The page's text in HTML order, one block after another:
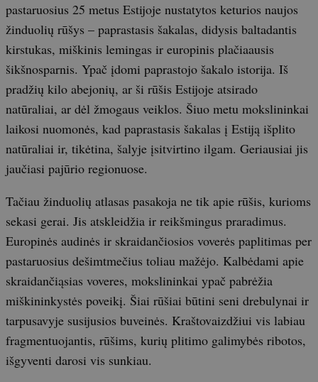
pastaruosius 25 metus Estijoje nustatytos keturios naujos
žinduolių rūšys – paprastasis šakalas, didysis baltadantis
kirstukas, miškinis lemingas ir europinis plačiaausis
šikšnosparnis. Ypač įdomi paprastojo šakalo istorija. Iš
pradžių kilo abejonių, ar ši rūšis Estijoje atsirado
natūraliai, ar dėl žmogaus veiklos. Šiuo metu mokslininkai
laikosi nuomonės, kad paprastasis šakalas į Estiją išplito
natūraliai ir, tikėtina, šalyje įsitvirtino ilgam. Geriausiai jis
jaučiasi pajūrio regionuose.
Tačiau žinduolių atlasas pasakoja ne tik apie rūšis, kurioms
sekasi gerai. Jis atskleidžia ir reikšmingus praradimus.
Europinės audinės ir skraidančiosios voverės paplitimas per
pastaruosius dešimtmečius toliau mažėjo. Kalbėdami apie
skraidančiąsias voveres, mokslininkai ypač pabrėžia
miškininkystės poveikį. Šiai rūšiai būtini seni drebulynai ir
tarpusavyje susijusios buveinės. Kraštovaizdžiui vis labiau
fragmentuojantis, rūšims, kurių plitimo galimybės ribotos,
išgyventi darosi vis sunkiau.